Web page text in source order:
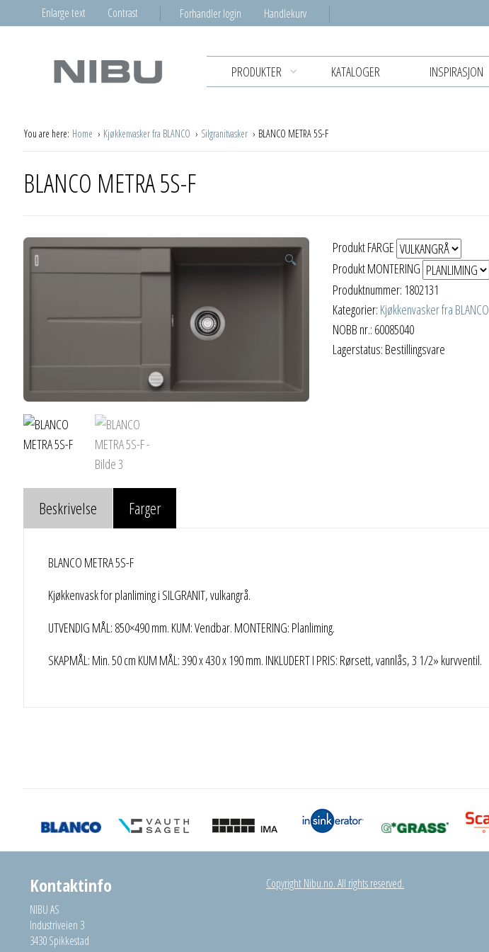
Enlarge text Contrast Forhandler login Handlekurv
PRODUKTER KATALOGER INSPIRASJON
You are here: Home Kjøkkenvasker fra BLANCO Silgranitvasker BLANCO METRA 5S-F
BLANCO METRA 5S-F
🔍
Produkt FARGE
Produkt MONTERING
Produktnummer: 1802131
Kategorier: Kjøkkenvasker fra BLANCO
NOBB nr.: 60085040
Lagerstatus: Bestillingsvare
Beskrivelse Farger
BLANCO METRA 5S-F
Kjøkkenvask for planliming i SILGRANIT, vulkangrå.
UTVENDIG MÅL: 850×490 mm. KUM: Vendbar. MONTERING: Planliming.
SKAPMÅL: Min. 50 cm KUM MÅL: 390 x 430 x 190 mm. INKLUDERT I PRIS: Rørsett, vannlås, 3 1/2» kurvventil.
Kontaktinfo
NIBU AS
Industriveien 3
3430 Spikkestad
Copyright Nibu.no. All rights reserved.